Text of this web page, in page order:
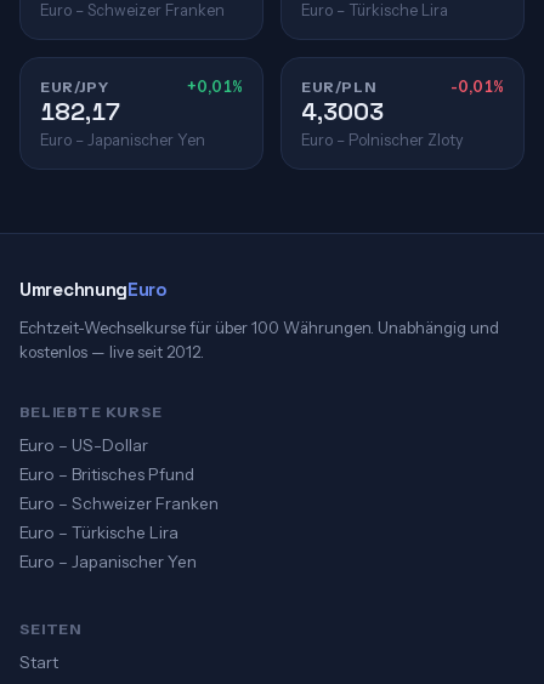
Euro – Schweizer Franken Euro – Türkische Lira
EUR/JPY +0,01%
182,17
Euro – Japanischer Yen
EUR/PLN -0,01%
4,3003
Euro – Polnischer Zloty
UmrechnungEuro
Echtzeit-Wechselkurse für über 100 Währungen. Unabhängig und
kostenlos — live seit 2012.
BELIEBTE KURSE
Euro – US-Dollar
Euro – Britisches Pfund
Euro – Schweizer Franken
Euro – Türkische Lira
Euro – Japanischer Yen
SEITEN
Start